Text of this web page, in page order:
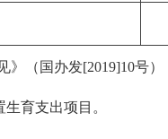
（国办发[2019]10号
育支出项目。